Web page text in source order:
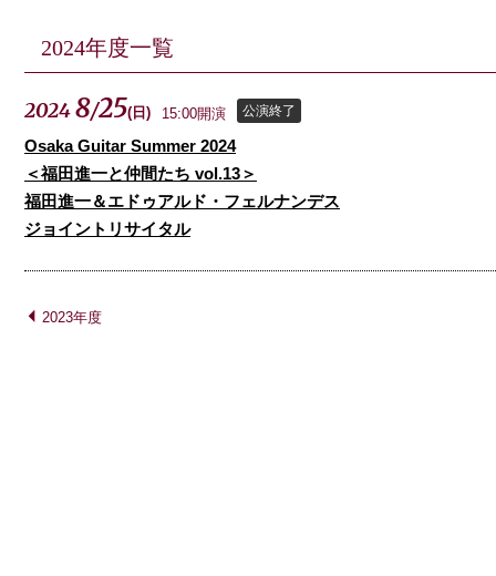
2024年度一覧
20248/25( 日 ) 15:00開演 公演終了
Osaka Guitar Summer 2024
＜福田進一と仲間たち vol.13＞
福田進一＆エドゥアルド・フェルナンデス
ジョイントリサイタル
2023年度